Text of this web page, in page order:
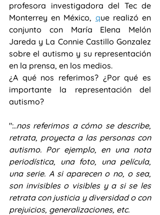
profesora investigadora del Tec de
Monterrey en México, que realizó en
conjunto con María Elena Melón
Jareda y La Connie Castillo Gonzalez
sobre el autismo y su representación
en la prensa, en los medios.
¿A qué nos referimos? ¿Por qué es
importante la representación del
autismo?
":..nos referimos a cómo se describe,
retrata, proyecta a las personas con
autismo. Por ejemplo, en una nota
periodística, una foto, una película,
una serie. A si aparecen o no, o sea,
son invisibles o visibles y a si se les
retrata con justicia y diversidad o con
prejuicios, generalizaciones, etc.